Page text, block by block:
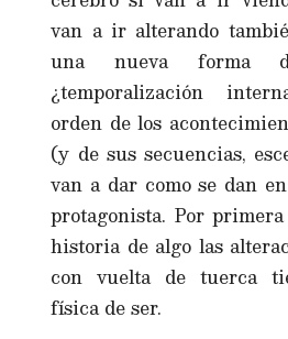
van a ir alterando
una nueva forma
¿temporalización
orden de los
(y de sus secuencias,
van a dar como se dan
protagonista. Por
historia de algo las
con vuelta de tuerca
física de ser.